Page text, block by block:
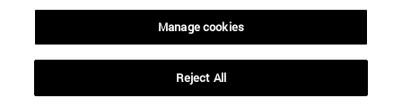
Manage cookies
Reject All